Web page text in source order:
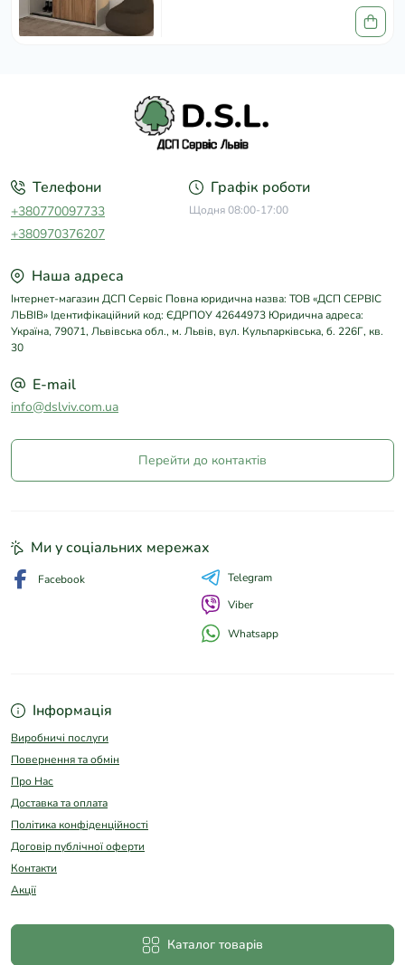
Телефони
+380770097733
+380970376207
Графік роботи
Щодня 08:00-17:00
Наша адреса
Інтернет-магазин ДСП Сервіс Повна юридична назва: ТОВ «ДСП СЕРВІС
ЛЬВІВ» Ідентифікаційний код: ЄДРПОУ 42644973 Юридична адреса:
Україна, 79071, Львівська обл., м. Львів, вул. Кульпарківська, б. 226Г, кв.
30
E-mail
info@dslviv.com.ua
Перейти до контактів
Інформація
Виробничі послуги
Повернення та обмін
Про Нас
Доставка та оплата
Політика конфіденційності
Договір публічної оферти
Контакти
Акції
Каталог товарів
Ми у соціальних мережах
Facebook
Telegram
Viber
Whatsapp